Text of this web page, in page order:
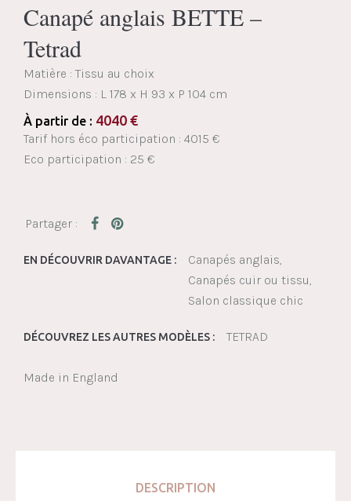
Canapé anglais BETTE –
Tetrad
Matière : Tissu au choix
Dimensions : L 178 x H 93 x P 104 cm
À partir de : 4040 €
Tarif hors éco participation : 4015 €
Eco participation : 25 €
EN DÉCOUVRIR DAVANTAGE :
Canapés anglais
Canapés cuir ou tissu
Salon classique chic
DÉCOUVREZ LES AUTRES MODÈLES : TETRAD
Made in England
DESCRIPTION